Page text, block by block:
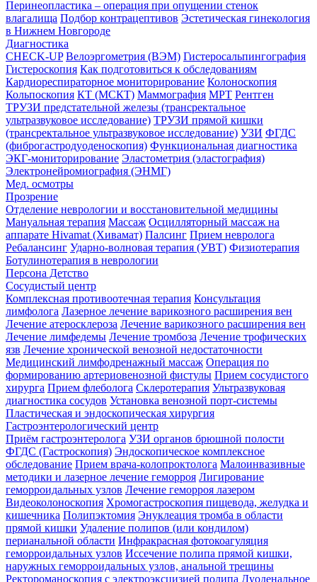
Перинеопластика – операция при опущении стенок
влагалища Подбор контрацептивов Эстетическая гинекология
в Нижнем Новгороде
Диагностика
CHECK-UP Велоэргометрия (ВЭМ) Гистеросальпингография
Гистероскопия Как подготовиться к обследованиям
Кардиореспираторное мониторирование Колоноскопия
Кольпоскопия КТ (МСКТ) Маммография МРТ Рентген
ТРУЗИ предстательной железы (трансректальное
ультразвуковое исследование) ТРУЗИ прямой кишки
(трансректальное ультразвуковое исследование) УЗИ ФГДС
(фиброгастродуоденоскопия) Функциональная диагностика
ЭКГ-мониторирование Эластометрия (эластография)
Электронейромиография (ЭНМГ)
Мед. осмотры
Прозрение
Отделение неврологии и восстановительной медицины
Мануальная терапия Массаж Осцилляторный массаж на
аппарате Hivamat (Хивамат) Палсинг Прием невролога
Ребалансинг Ударно-волновая терапия (УВТ) Физиотерапия
Ботулинотерапия в неврологии
Персона Детство
Сосудистый центр
Комплексная противоотечная терапия Консультация
лимфолога Лазерное лечение варикозного расширения вен
Лечение атеросклероза Лечение варикозного расширения вен
Лечение лимфедемы Лечение тромбоза Лечение трофических
язв Лечение хронической венозной недостаточности
Медицинский лимфодренажный массаж Операция по
формированию артериовенозной фистулы Прием сосудистого
хирурга Прием флеболога Склеротерапия Ультразвуковая
диагностика сосудов Установка венозной порт-системы
Пластическая и эндоскопическая хирургия
Гастроэнтерологический центр
Приём гастроэнтеролога УЗИ органов брюшной полости
ФГДС (Гастроскопия) Эндоскопическое комплексное
обследование Прием врача-колопроктолога Малоинвазивные
методики и лазерное лечение геморроя Лигирование
геморроидальных узлов Лечение геморроя лазером
Видеоколоноскопия Хромогастроскопия пищевода, желудка и
кишечника Полипэктомия Энуклеация тромба в области
прямой кишки Удаление полипов (или кондилом)
перианальной области Инфракрасная фотокоагуляция
геморроидальных узлов Иссечение полипа прямой кишки,
наружных геморроидальных узлов, анальной трещины
Ректороманоскопия с электроэксцизией полипа Дуоденальное